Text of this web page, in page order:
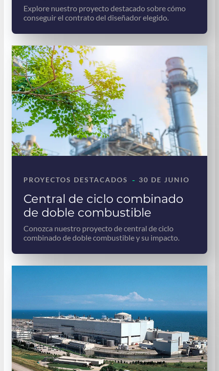
Explore nuestro proyecto destacado sobre cómo
conseguir el contrato del diseñador elegido.
Central de ciclo combinado
de doble combustible
PROYECTOS DESTACADOS - 30 DE JUNIO
Conozca nuestro proyecto de central de ciclo
combinado de doble combustible y su impacto.